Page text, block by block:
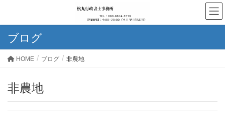
ブログ
HOME ブログ 非農地
非農地